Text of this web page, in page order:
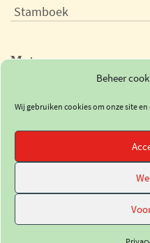
Beheer
Wij gebruiken cookies om onze site
Stamboek
Meta
Vermeldingen feed
Reacties feed
WordPress.org